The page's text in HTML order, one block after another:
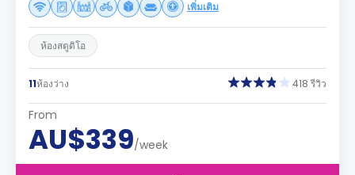
เพิ่มเติม
ห้องสตูดิโอ
11ห้องว่าง 418 รีวิว
From
AU$339/week